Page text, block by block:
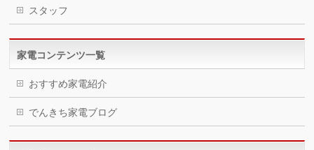
スタッフ
家電コンテンツ一覧
おすすめ家電紹介
でんきち家電ブログ